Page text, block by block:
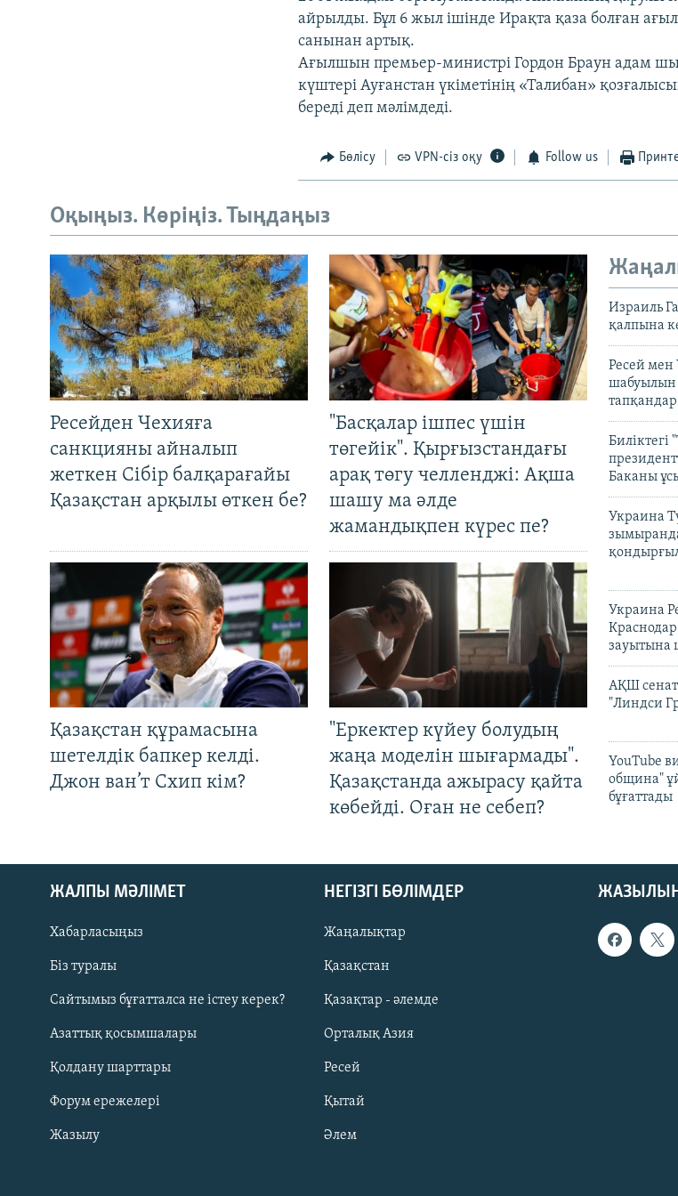
Русский
ЖАЗЫЛЫҢЫЗ
айрылды. Бұл 6 жыл ішінде Ирақта қаза болған
санынан артық.
Ағылшын премьер-министрі Гордон Браун адам
күштері Ауғанстан үкіметінің «Талибан»
береді деп мәлімдеді.
Бөлісу VPN-сіз оқу Follow us
Оқыңыз. Көріңіз. Тыңдаңыз
Ресейден Чехияға
санкцияны айналып
жеткен Сібір балқарағайы
Қазақстан арқылы өткен бе?
"Басқалар ішпес үшін
төгейік". Қырғызстандағы
арақ төгу челленджі: Ақша
шашу ма әлде
жамандықпен күрес пе?
Қазақстан құрамасына
шетелдік бапкер келді.
Джон ван’т Схип кім?
"Еркектер күйеу болудың
жаңа моделін шығармады".
Қазақстанда ажырасу қайта
көбейді. Оған не себеп?
Израиль
қалпына
Ресей мен
шабуылын
тапқандар
Биліктегі
Баканы
Украина
Украина
зауытына
АҚШ
"Линдси
YouTube
община"
бұғаттады
ЖАЛПЫ МӘЛІМЕТ
Хабарласыңыз
Біз туралы
Сайтымыз бұғатталса не істеу керек?
Азаттық қосымшалары
Қолдану шарттары
Форум ережелері
Жазылу
НЕГІЗГІ БӨЛІМДЕР
Жаңалықтар
Қазақстан
Қазақтар - әлемде
Орталық Азия
Ресей
Қытай
Әлем